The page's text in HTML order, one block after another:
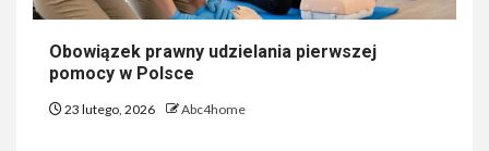
Obowiązek prawny udzielania pierwszej
pomocy w Polsce
23 lutego, 2026 Abc4home